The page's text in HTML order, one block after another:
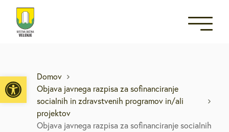
Open toolbar
Domov
Objava javnega razpisa za sofinanciranje
socialnih in zdravstvenih programov in/ali
projektov
Objava javnega razpisa za sofinanciranje socialnih